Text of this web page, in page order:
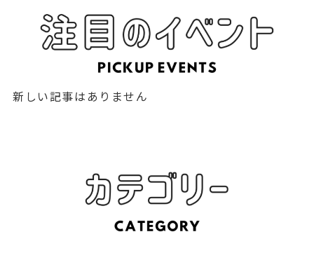
新しい記事はありません